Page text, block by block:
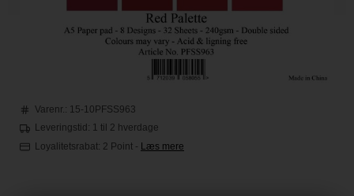
Varenr.: 15-10PFSS963
Leveringstid: 1 til 2 hverdage
Loyalitetsrabat: 2 Point - Læs mere